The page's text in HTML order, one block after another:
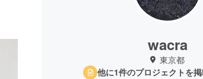
wacra
東京都
他に1件のプロジェクトを